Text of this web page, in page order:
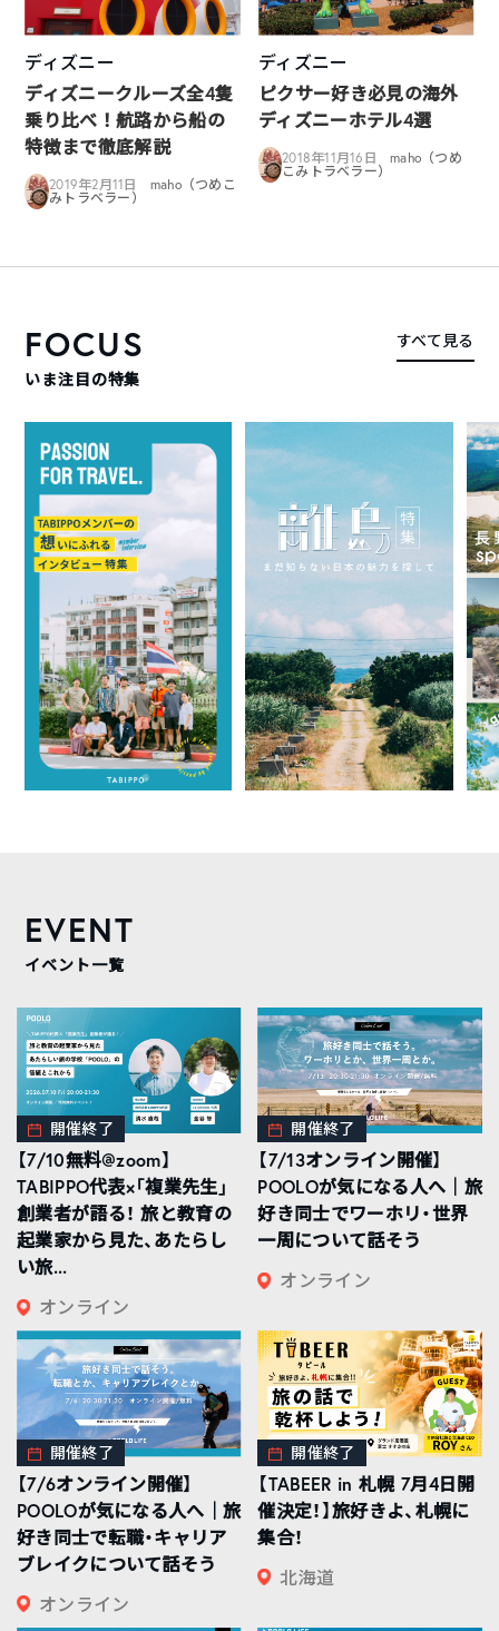
ディズニー
ディズニークルーズ全4隻
乗り比べ！航路から船の
特徴まで徹底解説
2019年2月11日
maho（つめこ
みトラベラー）
ディズニー
ピクサー好き必見の海外
ディズニーホテル4選
2018年11月16日
maho（つめ
こみトラベラー）
FOCUS
いま注目の特集
すべて見る
EVENT
イベント一覧
開催終了
【7/10無料@zoom】
TABIPPO代表×「複業先生」
創業者が語る！ 旅と教育の
起業家から見た、あたらし
い旅...
オンライン
開催終了
【7/13オンライン開催】
POOLOが気になる人へ｜旅
好き同士でワーホリ・世界
一周について話そう
オンライン
開催終了
【7/6オンライン開催】
POOLOが気になる人へ｜旅
好き同士で転職・キャリア
ブレイクについて話そう
オンライン
開催終了
【TABEER in 札幌 7月4日開
催決定！】旅好きよ、札幌に
集合！
北海道